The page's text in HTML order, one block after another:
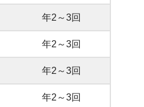
年2～3回
年2～3回
年2～3回
年2～3回